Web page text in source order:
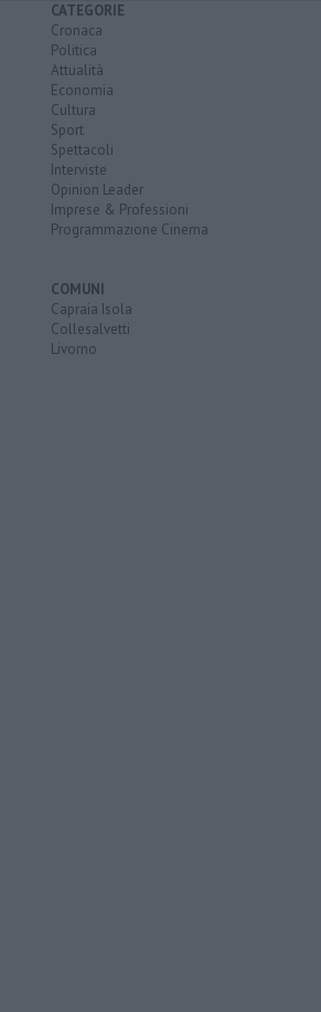
CATEGORIE
Cronaca
Politica
Attualità
Economia
Cultura
Sport
Spettacoli
Interviste
Opinion Leader
Imprese & Professioni
Programmazione Cinema
COMUNI
Capraia Isola
Collesalvetti
Livorno